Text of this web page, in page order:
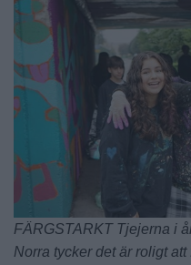
FÄRGSTARKT Tjejerna i
Norra tycker det är roligt